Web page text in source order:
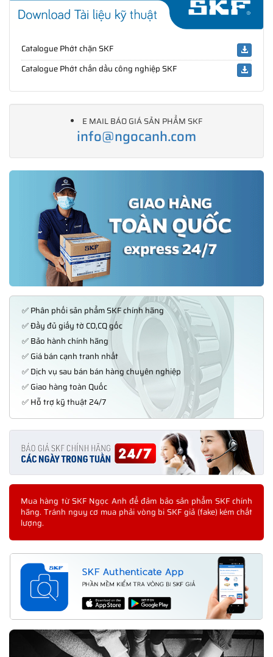
Catalogue Phớt chặn SKF
Catalogue Phớt chắn dầu công nghiệp SKF
E MAIL BÁO GIÁ SẢN PHẨM SKF
info@ngocanh.com
✅ Phân phối sản phẩm SKF chính hãng
✅ Đầy đủ giấy tờ CO,CQ gốc
✅ Bảo hành chính hãng
✅ Giá bán cạnh tranh nhất
✅ Dịch vụ sau bán bán hàng chuyên nghiệp
✅ Giao hàng toàn Quốc
✅ Hỗ trợ kỹ thuật 24/7
Mua hàng từ SKF Ngọc Anh để đảm bảo sản phẩm SKF chính
hãng. Tránh nguy cơ mua phải vòng bi SKF giả (fake) kém chất
lượng.